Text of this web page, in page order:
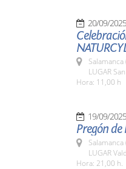
20/09/2025
Salamanca
LUGAR
Hora: 11,00 h
19/09/2025
Pregón
Salamanca
LUGAR
Hora: 21,00 h.